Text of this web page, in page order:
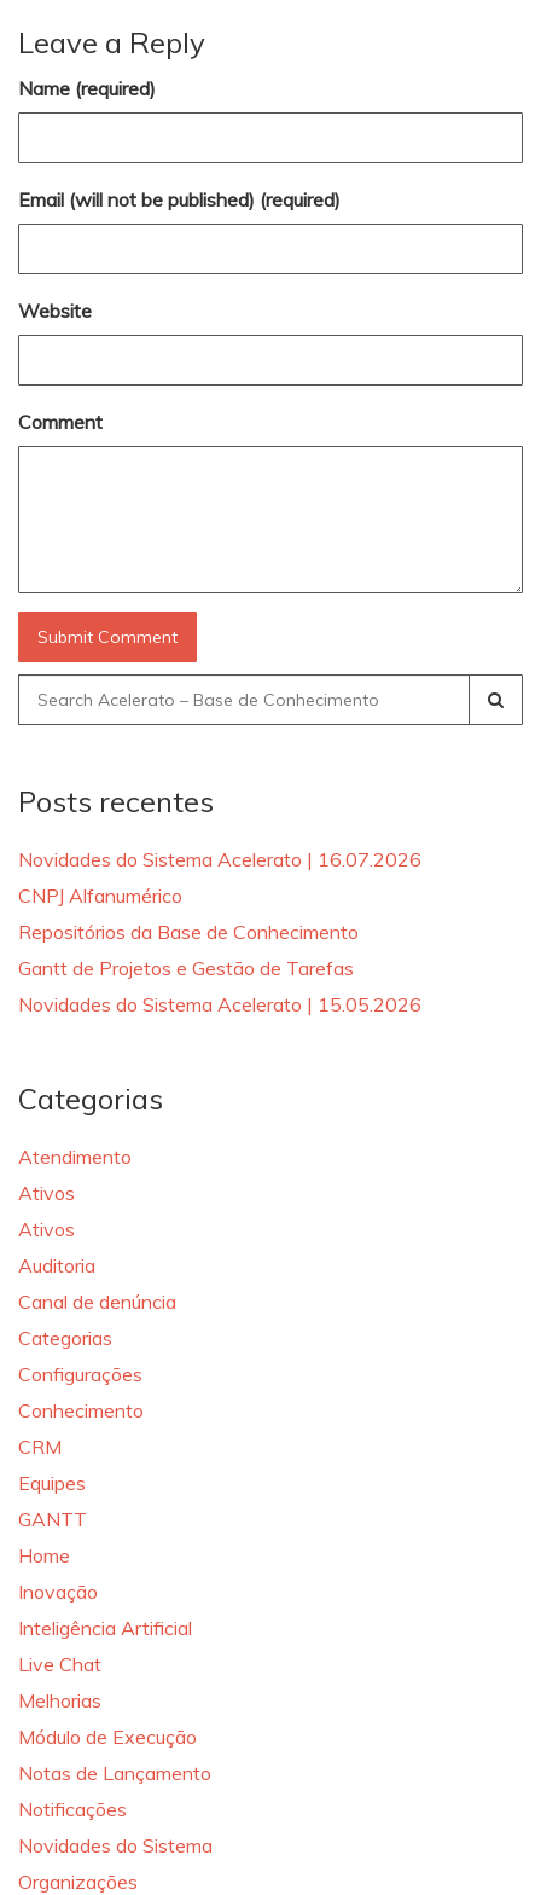
Leave a Reply
Name (required)
Email (will not be published) (required)
Website
Comment
Search
for:
Posts recentes
Novidades do Sistema Acelerato | 16.07.2026
CNPJ Alfanumérico
Repositórios da Base de Conhecimento
Gantt de Projetos e Gestão de Tarefas
Novidades do Sistema Acelerato | 15.05.2026
Categorias
Atendimento
Ativos
Ativos
Auditoria
Canal de denúncia
Categorias
Configurações
Conhecimento
CRM
Equipes
GANTT
Home
Inovação
Inteligência Artificial
Live Chat
Melhorias
Módulo de Execução
Notas de Lançamento
Notificações
Novidades do Sistema
Organizações